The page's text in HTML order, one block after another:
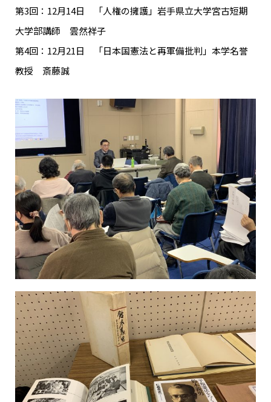
第3回：12月14日 「人権の擁護」岩手県立大学宮古短期
大学部講師 雲然祥子
第4回：12月21日 「日本国憲法と再軍備批判」本学名誉
教授 斎藤誠